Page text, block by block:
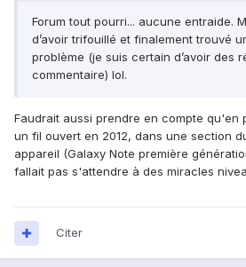
Forum tout pourri... aucune entraide.
d’avoir trifouillé et finalement trouvé
problème (je suis certain d’avoir des
commentaire) lol.
Faudrait aussi prendre en compte qu'en
un fil ouvert en 2012, dans une section
appareil (Galaxy Note première
fallait pas s'attendre à des miracles
Citer